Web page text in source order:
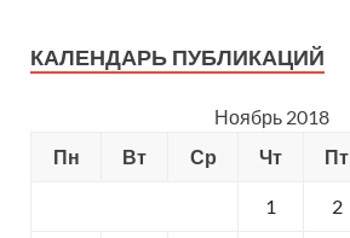
КАЛЕНДАРЬ ПУБЛИКАЦИЙ
Ноябрь 2018
Пн
Вт Ср Чт Пт
1 2